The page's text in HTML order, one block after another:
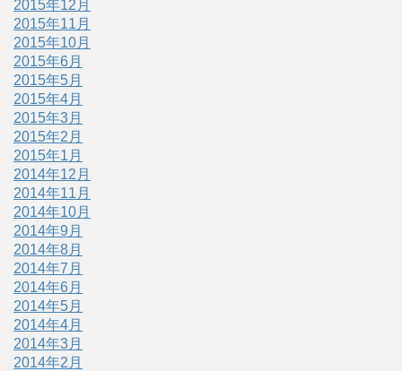
2015年12月
2015年11月
2015年10月
2015年6月
2015年5月
2015年4月
2015年3月
2015年2月
2015年1月
2014年12月
2014年11月
2014年10月
2014年9月
2014年8月
2014年7月
2014年6月
2014年5月
2014年4月
2014年3月
2014年2月